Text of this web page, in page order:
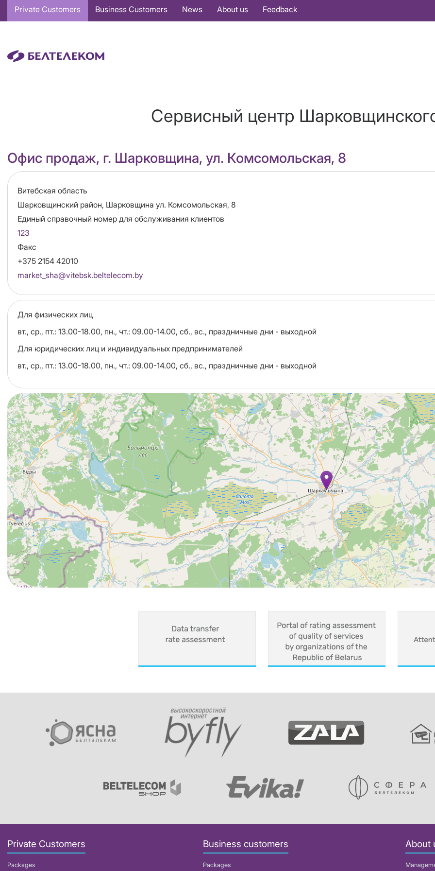
Основная
навигация
Private Customers Business Customers News About us Feedback
Сервисный центр
Офис продаж, г. Шарковщина, ул. Комсомольская, 8
Область
Витебская область
Адрес
Шарковщинский район, Шарковщина ул. Комсомольская, 8
Единый справочный номер для обслуживания клиентов
123
Факс
+375 2154 42010
Email
market_sha@vitebsk.beltelecom.by
Для физических лиц
вт., ср., пт.: 13.00-18.00, пн., чт.: 09.00-14.00, сб., вс., праздничные дни - выходной
Для юридических лиц и индивидуальных предпринимателей
вт., ср., пт.: 13.00-18.00, пн., чт.: 09.00-14.00, сб., вс., праздничные дни - выходной
Private Customers
Packages
Business customers
Packages
About